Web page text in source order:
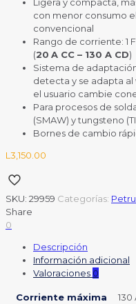
con menor consumo
convencional
Rango de corriente: 1
(20 A CC – 130 A CD)
Sistema de
detecta y se adapta
el usuario cambie
Para procesos de
(SMAW) y tungsteno
Bornes de cambio
L 3,150.00
SKU: 29959 Categorías:
Share
0
Descripción
Información adicional
Valoraciones 0
Corriente máxima
130